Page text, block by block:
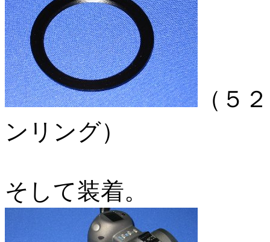
（５
ンリング）
そして装着。